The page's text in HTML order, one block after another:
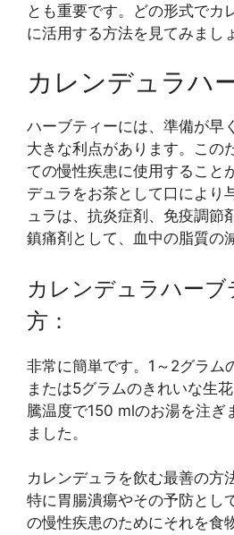
とも重要です。どの形式でカ
に活用する方法を見てみまし
カレンデュラハ
ハーブティーには、準備が早
大きな利点があります。この
ての慢性疾患に使用すること
デュラをお茶として口により
ュラは、抗炎症剤、免疫調節
鎮痛剤として、血中の脂質の
カレンデュラハーブ
方：
非常に簡単です。1～2グラム
または5グラムのきれいな生
騰温度で150 mlのお湯を注ぎ
ました。
カレンデュラを飲む最善の方
特に胃腸潰瘍やその予防とし
の慢性疾患のためにそれを食